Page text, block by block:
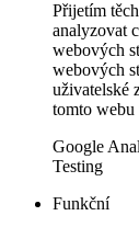
Přijetím
analyzovat
webových
webových
uživatelské
tomto webu
Google
Testing
Funkční